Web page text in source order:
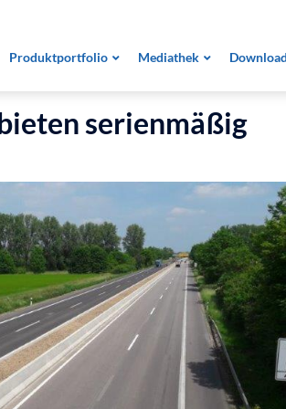
Produktportfolio Mediathek
serienmäßig